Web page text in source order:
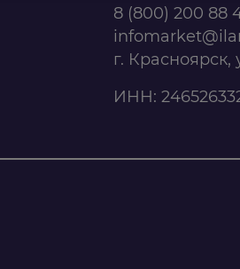
8 (800) 200 88
г.
ИНН: